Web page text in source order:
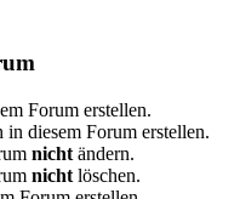
Forum erstellen.
diesem Forum erstellen.
nicht ändern.
nicht löschen.